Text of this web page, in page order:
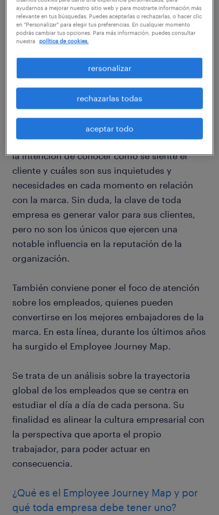
Para ello, tratan de evaluar su experiencia
completa, con el objetivo de promover
acciones destinadas a ofrecer una
Map, una herramienta que analiza el ciclo de
compra desde la perspectiva del cliente. Para
ello, se representa gráficamente en un mapa
cada una de las etapas por las que pasa con
la intención de conocer cómo se siente el
cliente y cuáles son sus inquietudes y
necesidades en cada momento en relación
con la marca. Sin duda, la clave de toda
empresa es generar valor para sus clientes,
pero no son los únicos que ejercen una
notable influencia en la reputación de la
organización.
También conviene poner el foco de atención
sobre los empleados, quienes pueden
convertirse en los mejores embajadores de la
marca. En esta línea, durante los últimos años
ha surgido el Employee Journey Map.
Se trata de un análisis sobre la trayectoria
global de los empleados que se centra en
estudiar el día a día de cada persona. Su
finalidad es alinear la cultura empresarial con
la perspectiva que aporta el propio
trabajador, para poder actuar en
consecuencia.
¿Qué es el Employee Journey Map y por
qué toda empresa debe tener uno?
ayudarnos a mejorar nuestro sitio web y para mostrarte información más
relevante en tus búsquedas. Puedes aceptarlas o rechazarlas, o hacer clic
en "Personalizar" para elegir tus preferencias. En cualquier momento
podrás cambiar tus opciones. Para más información, puedes consultar
nuestra
política de cookies.
rersonalizar
rechazarlas todas
aceptar todo